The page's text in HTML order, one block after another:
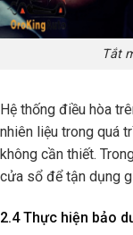
Tắt
Hệ thống điều hòa
nhiên liệu trong quá
không cần thiết.
cửa sổ để tận dụng
2.4 Thực hiện bảo